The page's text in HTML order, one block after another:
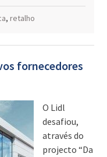
, retalho
fornecedores
O Lidl
desafiou,
através do
projecto “Da